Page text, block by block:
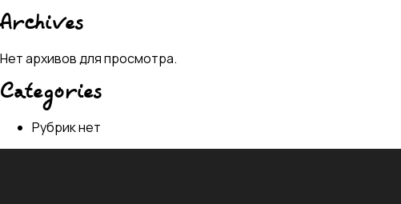
Archives
Нет архивов для просмотра.
Categories
Рубрик нет